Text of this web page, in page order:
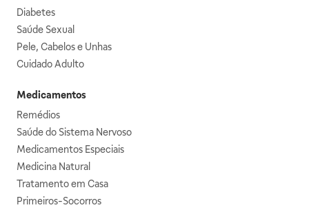
Diabetes
Saúde Sexual
Pele, Cabelos e Unhas
Cuidado Adulto
Medicamentos
Remédios
Saúde do Sistema Nervoso
Medicamentos Especiais
Medicina Natural
Tratamento em Casa
Primeiros-Socorros